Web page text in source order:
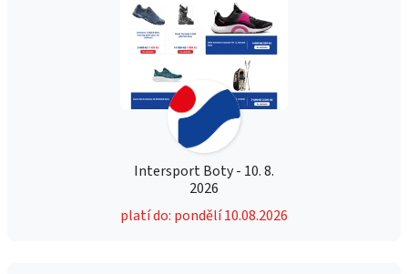
Intersport Boty - 10. 8.
2026
platí do: pondělí 10.08.2026